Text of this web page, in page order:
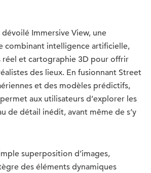
Immersive View, une
combinant intelligence artificielle,
réel et cartographie 3D pour offrir
des lieux. En fusionnant Street
et des modèles prédictifs,
aux utilisateurs d’explorer les
de détail inédit, avant même de s’y
superposition d’images,
des éléments dynamiques